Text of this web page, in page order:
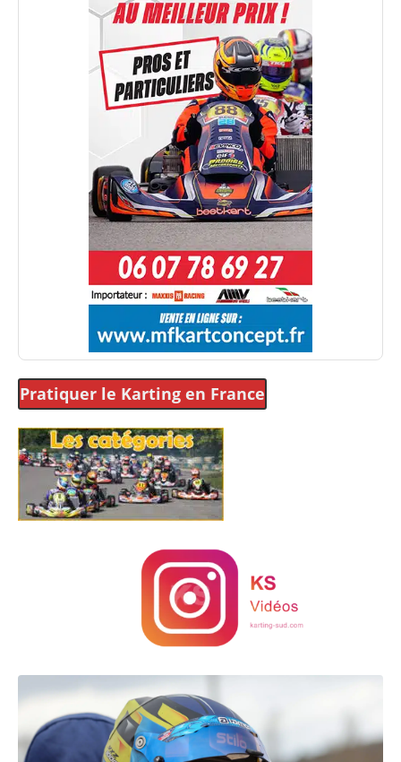
Pratiquer le Karting en France